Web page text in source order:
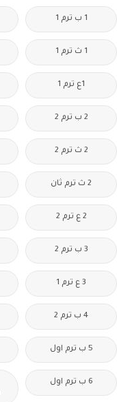
1 ب ترم 1
1 ث ترم 1
1ع ترم 1
2 ب ترم 2
2 ث ترم 2
2 ث ترم ثان
2 ع ترم 2
3 ب ترم 2
3 ع ترم 1
4 ب ترم 2
5 ب ترم اول
6 ب ترم اول